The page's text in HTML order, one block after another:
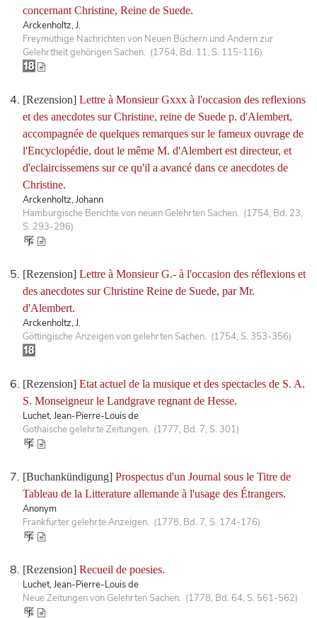
concernant Christine, Reine de Suede.
Arckenholtz, J.
Freymüthige Nachrichten von Neuen Büchern und Andern zur
Gelehrtheit gehörigen Sachen. (1754, Bd. 11, S. 115-116)
[Rezension] Lettre à Monsieur Gxxx à l'occasion des reflexions
et des anecdotes sur Christine, reine de Suede p. d'Alembert,
accompagnée de quelques remarques sur le fameux ouvrage de
l'Encyclopédie, dout le même M. d'Alembert est directeur, et
d'eclaircissemens sur ce qu'il a avancé dans ce anecdotes de
Christine.
Arckenholtz, Johann
Hamburgische Berichte von neuen Gelehrten Sachen. (1754, Bd. 23,
S. 293-296)
[Rezension] Lettre à Monsieur G.- à l'occasion des réflexions et
des anecdotes sur Christine Reine de Suede, par Mr.
d'Alembert.
Arckenholtz, J.
Göttingische Anzeigen von gelehrten Sachen. (1754, S. 353-356)
[Rezension] Etat actuel de la musique et des spectacles de S. A.
S. Monseigneur le Landgrave regnant de Hesse.
Luchet, Jean-Pierre-Louis de
Gothaische gelehrte Zeitungen. (1777, Bd. 7, S. 301)
[Buchankündigung] Prospectus d'un Journal sous le Titre de
Tableau de la Litterature allemande à l'usage des Étrangers.
Anonym
Frankfurter gelehrte Anzeigen. (1778, Bd. 7, S. 174-176)
[Rezension] Recueil de poesies.
Luchet, Jean-Pierre-Louis de
Neue Zeitungen von Gelehrten Sachen. (1778, Bd. 64, S. 561-562)